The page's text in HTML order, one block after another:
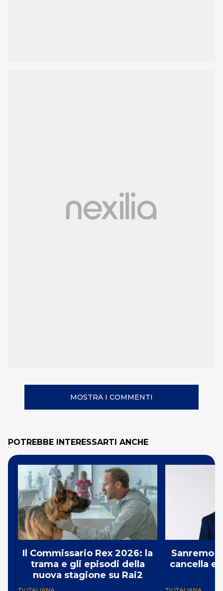
MOSTRA I COMMENTI
POTREBBE INTERESSARTI ANCHE
Il Commissario Rex 2026: la
trama e gli episodi della
nuova stagione su Rai2
Sanremo
cancella e